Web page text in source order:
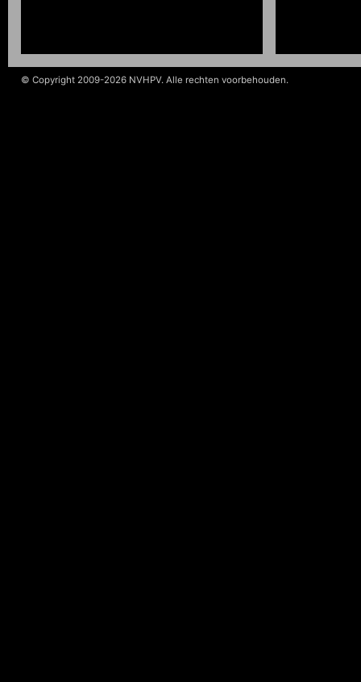
© Copyright 2009-2026 NVHPV. Alle rechten voorbehouden.